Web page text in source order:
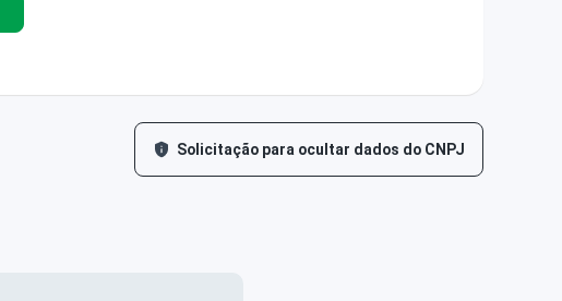
Solicitação para ocultar dados do CNPJ